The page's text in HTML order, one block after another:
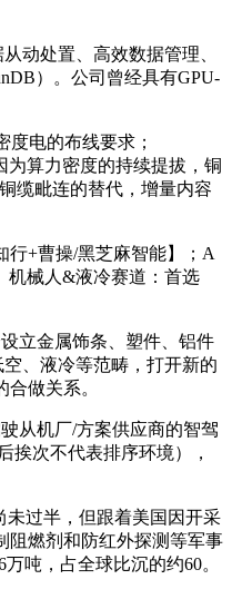
动处置、高效数据管理、
）。公司曾经具有GPU-
电的布线要求；
为算力密度的持续提拔，铜
缆毗连的替代，增量内容
+曹操/黑芝麻智能】；A
机械人&液冷赛道：首选
立金属饰条、塑件、铝件
、液冷等范畴，打开新的
做关系。
从机厂/方案供应商的智驾
挨次不代表排序环境），
过半，但跟着美国因开采
阻燃剂和防红外探测等军事
吨，占全球比沉的约60。